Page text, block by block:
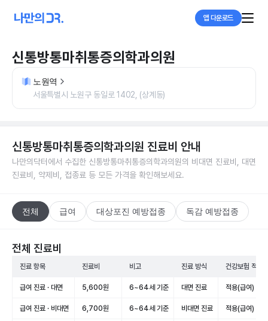
앱 다운로드
신통방통마취통증의학과의원
노원역
서울특별시 노원구 동일로 1402, (상계동)
신통방통마취통증의학과의원 진료비 안내
나만의닥터에서 수집한 신통방통마취통증의학과의원의 비대면 진료비, 대면
진료비, 약제비, 접종료 등 모든 가격을 확인해보세요.
전체 급여 대상포진 예방접종 독감 예방접종
전체 진료비
진료 항목 진료비 비고 진료 방식 건강보험 적용
급여 진료 · 대면 5,600원 6~64세 기준 대면 진료 적용(급여)
급여 진료 · 비대면 6,700원 6~64세 기준 비대면 진료 적용(급여)